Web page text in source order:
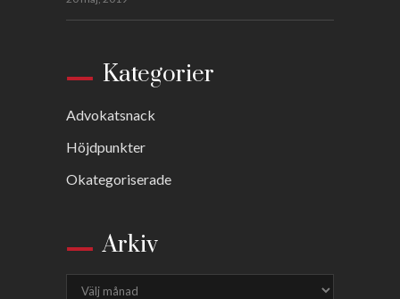
Kategorier
Advokatsnack
Höjdpunkter
Okategoriserade
Arkiv